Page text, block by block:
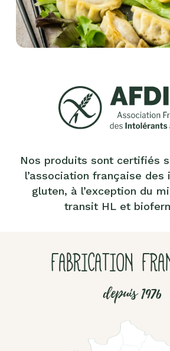
Nos produits sont certifiés
l’association française des
gluten, à l’exception du
transit HL et
FABRICATION
depuis 1976